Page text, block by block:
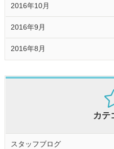
2016年10月
2016年9月
2016年8月
カテ
スタッフブログ